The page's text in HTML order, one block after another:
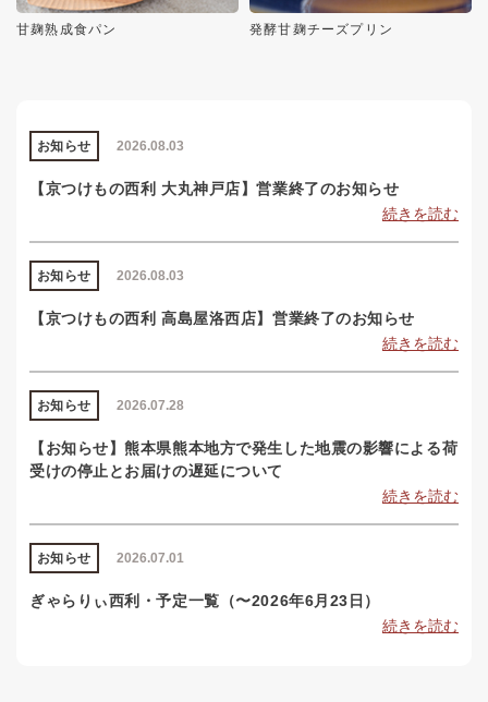
甘麹熟成食パン 発酵甘麹チーズプリン
2026.08.03
お知らせ
【京つけもの西利 大丸神戸店】営業終了のお知らせ
続きを読む
2026.08.03
お知らせ
【京つけもの西利 高島屋洛西店】営業終了のお知らせ
続きを読む
2026.07.28
お知らせ
【お知らせ】熊本県熊本地方で発生した地震の影響による荷
受けの停止とお届けの遅延について
続きを読む
2026.07.01
お知らせ
ぎゃらりぃ西利・予定一覧（〜2026年6月23日）
続きを読む